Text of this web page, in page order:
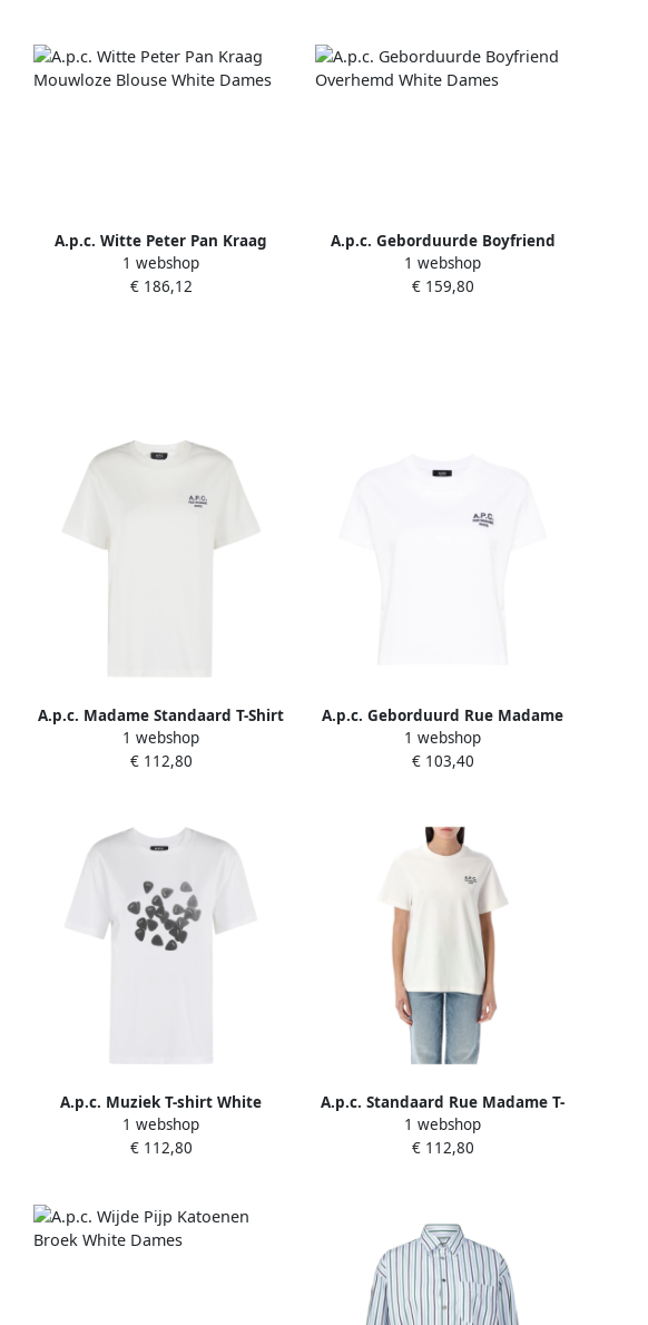
A.p.c. Witte Peter Pan Kraag
Mouwloze Blouse White Dames
1 webshop
€ 186,12
A.p.c. Geborduurde Boyfriend
Overhemd White Dames
1 webshop
€ 159,80
A.p.c. Madame Standaard T-Shirt
White Dames
1 webshop
€ 112,80
A.p.c. Geborduurd Rue Madame
T-Shirt White Dames
1 webshop
€ 103,40
A.p.c. Muziek T-shirt White
Dames
1 webshop
€ 112,80
A.p.c. Standaard Rue Madame T-
Shirt White Dames
1 webshop
€ 112,80